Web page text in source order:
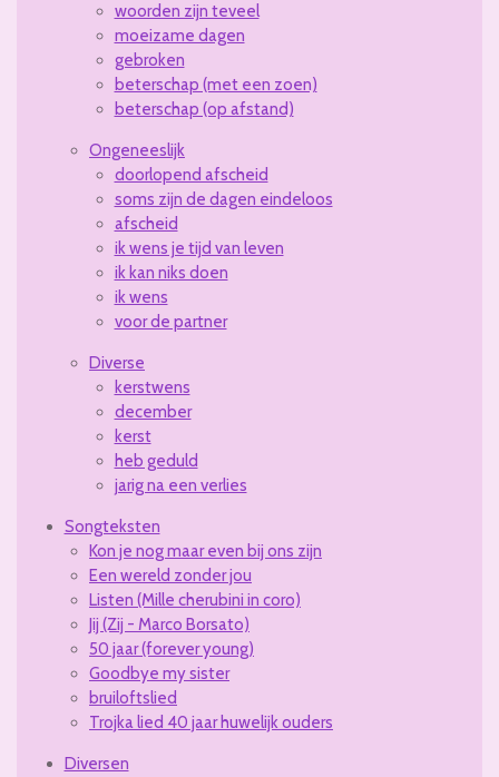
woorden zijn teveel
moeizame dagen
gebroken
beterschap (met een zoen)
beterschap (op afstand)
Ongeneeslijk
doorlopend afscheid
soms zijn de dagen eindeloos
afscheid
ik wens je tijd van leven
ik kan niks doen
ik wens
voor de partner
Diverse
kerstwens
december
kerst
heb geduld
jarig na een verlies
Songteksten
Kon je nog maar even bij ons zijn
Een wereld zonder jou
Listen (Mille cherubini in coro)
Jij (Zij - Marco Borsato)
50 jaar (forever young)
Goodbye my sister
bruiloftslied
Trojka lied 40 jaar huwelijk ouders
Diversen